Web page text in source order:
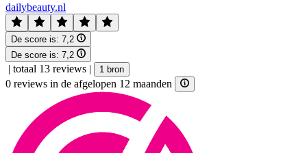
dailybeauty.nl
De score is: 7,2
De score is: 7,2
| totaal 13 reviews | 1 bron
0 reviews in de afgelopen 12 maanden